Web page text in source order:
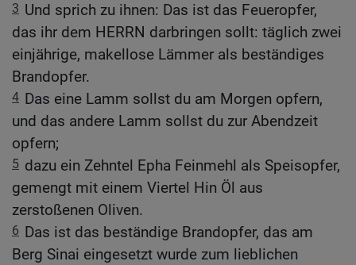
3 Und sprich zu ihnen: Das ist das Feueropfer,
das ihr dem HERRN darbringen sollt: täglich zwei
einjährige, makellose Lämmer als beständiges
Brandopfer.
4 Das eine Lamm sollst du am Morgen opfern,
und das andere Lamm sollst du zur Abendzeit
opfern;
5 dazu ein Zehntel Epha Feinmehl als Speisopfer,
gemengt mit einem Viertel Hin Öl aus
zerstoßenen Oliven.
6 Das ist das beständige Brandopfer, das am
Berg Sinai eingesetzt wurde zum lieblichen